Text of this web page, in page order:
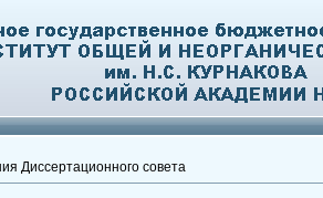
Диссертационного совета